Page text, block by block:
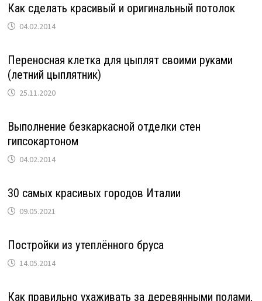
Как сделать красивый и оригинальный потолок
04.02.2014
Переносная клетка для цыплят своими руками
(летний цыплятник)
25.11.2020
Выполнение безкаркасной отделки стен
гипсокартоном
04.02.2014
30 самых красивых городов Италии
09.05.2021
Постройки из утеплённого бруса
14.05.2014
Как правильно ухаживать за деревянными полами,